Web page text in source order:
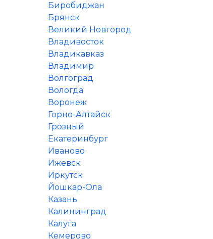
Биробиджан
Брянск
Великий Новгород
Владивосток
Владикавказ
Владимир
Волгоград
Вологда
Воронеж
Горно-Алтайск
Грозный
Екатеринбург
Иваново
Ижевск
Иркутск
Йошкар-Ола
Казань
Калининград
Калуга
Кемерово